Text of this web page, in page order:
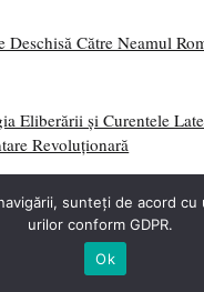
Deschisă Către Neamul
Eliberării și Curentele
Revoluționară
Fatalismului
Etapei Post-Globaliste –
sunteți de acord cu
urilor conform GDPR.
Ok